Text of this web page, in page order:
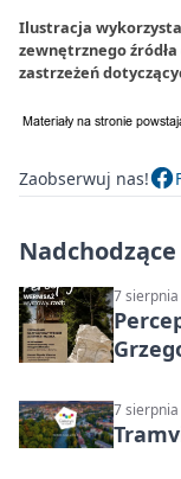
Ilustracja
zewnętrznego
zastrzeżeń
Zaobserwuj nas!
7
7